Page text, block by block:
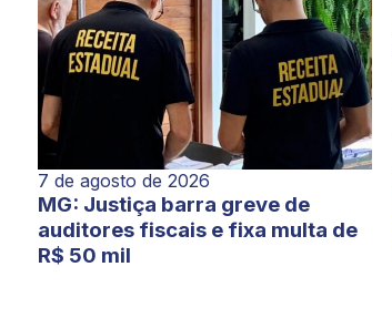
7 de agosto de 2026
MG: Justiça barra greve de
auditores fiscais e fixa multa de
R$ 50 mil